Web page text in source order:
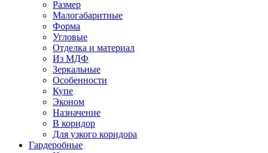
Размер
Малогабаритные
Форма
Угловые
Отделка и материал
Из МДФ
Зеркальные
Особенности
Купе
Эконом
Назначение
В коридор
Для узкого коридора
Гардеробные